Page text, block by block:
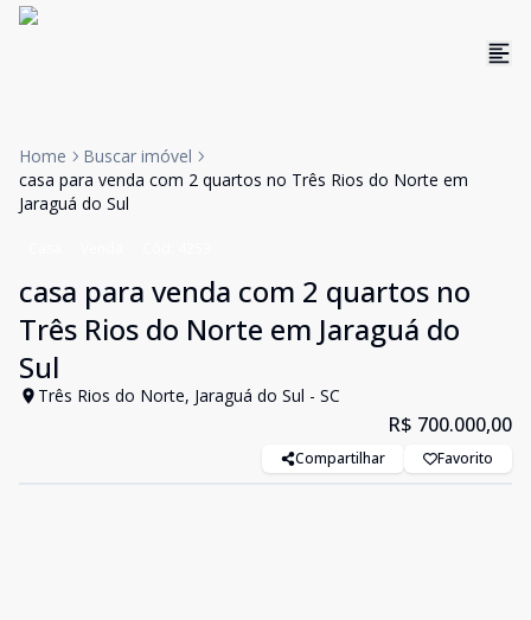
Home
Buscar imóvel
casa para venda com 2 quartos no Três Rios do Norte em
Jaraguá do Sul
casa para venda com 2 quartos no
Três Rios do Norte em Jaraguá do
Sul
Três Rios do Norte, Jaraguá do Sul - SC
R$ 700.000,00
Compartilhar Favorito